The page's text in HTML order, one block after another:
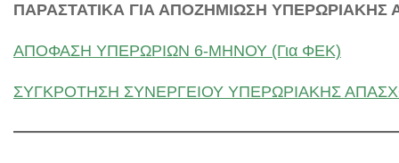
ΠΑΡΑΣΤΑΤΙΚΑ ΓΙΑ ΑΠΟΖΗΜΙΩΣΗ ΥΠΕΡΩΡΙΑΚΗΣ
ΑΠΟΦΑΣΗ ΥΠΕΡΩΡΙΩΝ 6-ΜΗΝΟΥ (Για ΦΕΚ)
ΣΥΓΚΡΟΤΗΣΗ ΣΥΝΕΡΓΕΙΟΥ ΥΠΕΡΩΡΙΑΚΗΣ